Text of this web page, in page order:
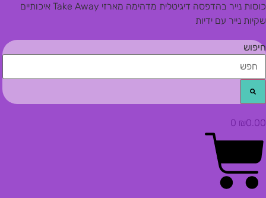
כוסות נייר בהדפסה דיגיטלית מדהימה מארזי Take Away איכותיים
שקיות נייר עם ידיות
חיפוש
₪0.00
0